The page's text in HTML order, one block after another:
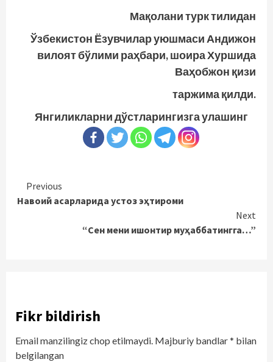
Мақолани турк тилидан
Ўзбекистон Ёзувчилар уюшмаси Андижон
вилоят бўлими раҳбари, шоира Хуршида
Ваҳобжон қизи
таржима қилди.
Янгиликларни дўстларингизга улашинг
Continue
Reading
Previous
Навоий асарларида устоз эҳтироми
Next
“Сен мени ишонтир муҳаббатингга…”
Fikr bildirish
Email manzilingiz chop etilmaydi. Majburiy bandlar* bilan
belgilangan